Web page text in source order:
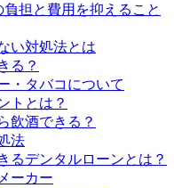
担と費用を抑えること
い対処法とは
る？
・タバコについて
トとは？
飲酒できる？
法
るデンタルローンとは？
ーカー